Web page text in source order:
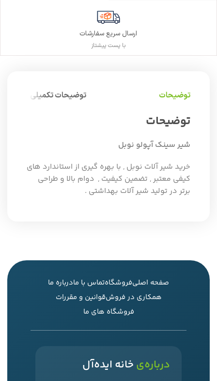
ارسال سریع سفارشات
با پست پیشتاز
توضیحات توضیحات تکمیلی
توضیحات
شیر سینک آپولو نوبل
خرید شیر آلات نوبل , با بهره گیری از استاندارد های
کیفی معتبر , تضمین کیفیت , دوام بالا و طراحی
برتر در تولید شیر آلات بهداشتی .
صفحه اصلیفروشگاهتماس با مادرباره ما
همکاری در فروشقوانین و مقررات
فروشگاه های ما
درباره‌ی خانه ایده‌آل